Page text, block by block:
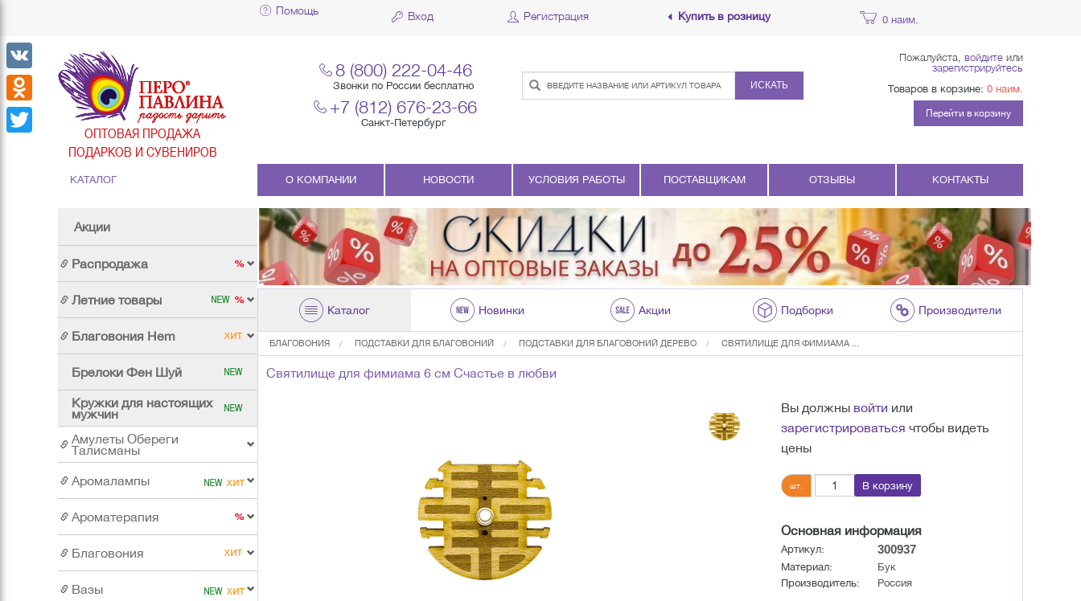
Помощь Вход Регистрация Купить в розницу 0 наим.
ОПТОВАЯ ПРОДАЖА
ПОДАРКОВ И СУВЕНИРОВ
8 (800) 222-04-46
Звонки по России бесплатно
+7 (812) 676-23-66
Санкт-Петербург
ИСКАТЬ
Пожалуйста, войдите или
зарегистрируйтесь
Товаров в корзине: 0 наим.
Перейти в корзину
КАТАЛОГ
Акции
Распродажа
Летние товары
Благовония Hem
Брелоки Фен Шуй
Кружки для настоящих
мужчин
Амулеты Обереги
Талисманы
Аромалампы
Ароматерапия
Благовония
Вазы
О КОМПАНИИ НОВОСТИ УСЛОВИЯ РАБОТЫ ПОСТАВЩИКАМ ОТЗЫВЫ КОНТАКТЫ
Каталог Новинки Акции Подборки Производители
БЛАГОВОНИЯ ПОДСТАВКИ ДЛЯ БЛАГОВОНИЙ ПОДСТАВКИ ДЛЯ БЛАГОВОНИЙ ДЕРЕВО СВЯТИЛИЩЕ ДЛЯ ФИМИАМА ...
Святилище для фимиама 6 см Счастье в любви
Вы должны войти или
зарегистрироваться чтобы видеть
цены
шт. В корзину
Основная информация
Артикул: 300937
Материал:
Бук
Производитель:
Россия
VK
Odnoklassniki